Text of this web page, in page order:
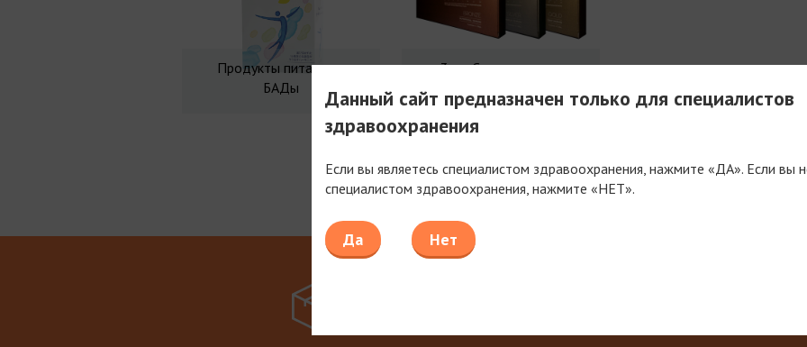
Продукты питания и
БАДы
3 мл Совершенства
Мы работаем только с компаниями, имеющими
Данный сайт предназначен только для специалистов
здравоохранения
Если вы являетесь специалистом здравоохранения, нажмите «ДА». Если вы
специалистом здравоохранения, нажмите «НЕТ».
Да Нет